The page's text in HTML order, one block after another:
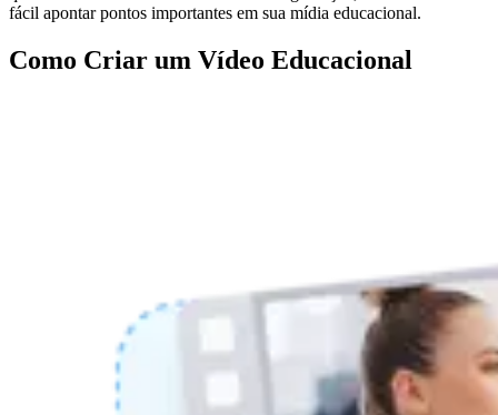
fácil apontar pontos importantes em sua mídia educacional.
Como Criar um Vídeo Educacional